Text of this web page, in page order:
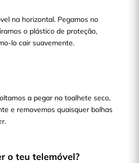
na horizontal. Pegamos no
o plástico de proteção,
lo cair suavemente.
a pegar no toalhete seco,
e removemos quaisquer bolhas
o teu telemóvel?